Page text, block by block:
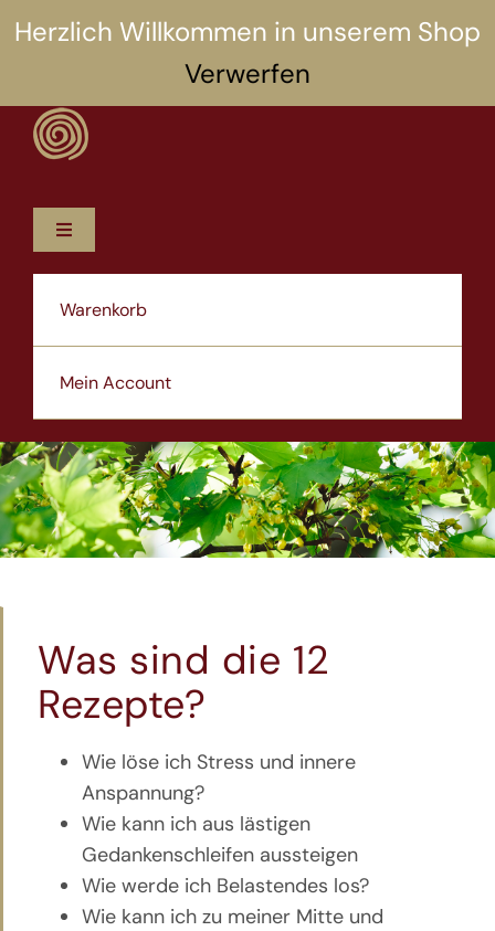
Herzlich Willkommen in unserem Shop
Verwerfen
Inhalt
Toggle
Shop
Kontakt
Warenkorb
Mein Account
Was sind die 12
Rezepte?
Wie löse ich Stress und innere
Anspannung?
Wie kann ich aus lästigen
Gedankenschleifen aussteigen
Wie werde ich Belastendes los?
Wie kann ich zu meiner Mitte und